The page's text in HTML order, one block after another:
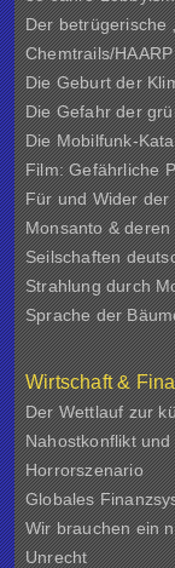
Der betrügerische
Chemtrails/HAARP
Die Geburt der
Die Gefahr der
Die Mobilfunk-
Film: Gefährliche
Für und Wider der
Monsanto &
Seilschaften
Strahlung durch
Sprache der
Wirtschaft &
Der Wettlauf zur
Nahostkonflikt
Horrorszenario
Globales
Wir brauchen ein
Unrecht